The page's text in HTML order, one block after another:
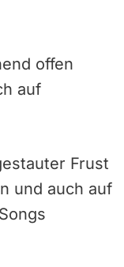
offen
auf
Frust
und auch auf